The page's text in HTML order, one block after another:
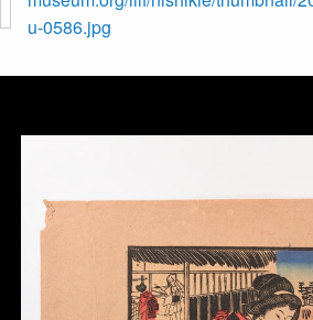
u-0586.jpg